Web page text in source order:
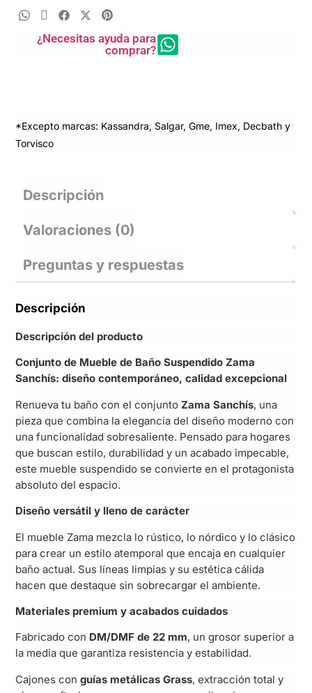
¿Necesitas ayuda para
comprar?
*Excepto marcas: Kassandra, Salgar, Gme, Imex, Decbath y
Torvisco
Descripción
Valoraciones (0)
Preguntas y respuestas
Descripción
Descripción del producto
Conjunto de Mueble de Baño Suspendido Zama
Sanchís: diseño contemporáneo, calidad excepcional
Renueva tu baño con el conjuntoZama Sanchís, una
pieza que combina la elegancia del diseño moderno con
una funcionalidad sobresaliente. Pensado para hogares
que buscan estilo, durabilidad y un acabado impecable,
este mueble suspendido se convierte en el protagonista
absoluto del espacio.
Diseño versátil y lleno de carácter
El mueble Zama mezcla lo rústico, lo nórdico y lo clásico
para crear un estilo atemporal que encaja en cualquier
baño actual. Sus líneas limpias y su estética cálida
hacen que destaque sin sobrecargar el ambiente.
Materiales premium y acabados cuidados
Fabricado con DM/DMF de 22 mm, un grosor superior a
la media que garantiza resistencia y estabilidad.
Cajones conguías metálicas Grass, extracción total y